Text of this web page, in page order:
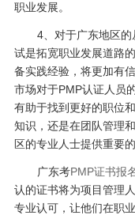
职业发展。
4、对于广东地区
试是拓宽职业发展道路
备实践经验，将更加有
市场对于PMP认证人员
有助于找到更好的职位
知识，还是在团队管理
区的专业人士提供重要的
广东考PMP证书报
认的证书将为项目管理
专业认可，让他们在职